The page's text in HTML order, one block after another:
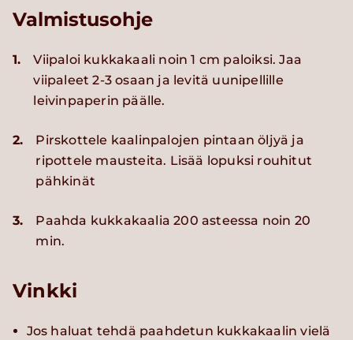
Valmistusohje
1.
Viipaloi kukkakaali noin 1 cm paloiksi. Jaa
viipaleet 2-3 osaan ja levitä uunipellille
leivinpaperin päälle.
2.
Pirskottele kaalinpalojen pintaan öljyä ja
ripottele mausteita. Lisää lopuksi rouhitut
pähkinät
3.
Paahda kukkakaalia 200 asteessa noin 20
min.
Vinkki
Jos haluat tehdä paahdetun kukkakaalin vielä